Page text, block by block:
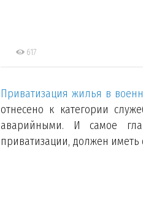
617
Приватизация жилья в
отнесено к категории
аварийными. И самое
приватизации, должен иметь